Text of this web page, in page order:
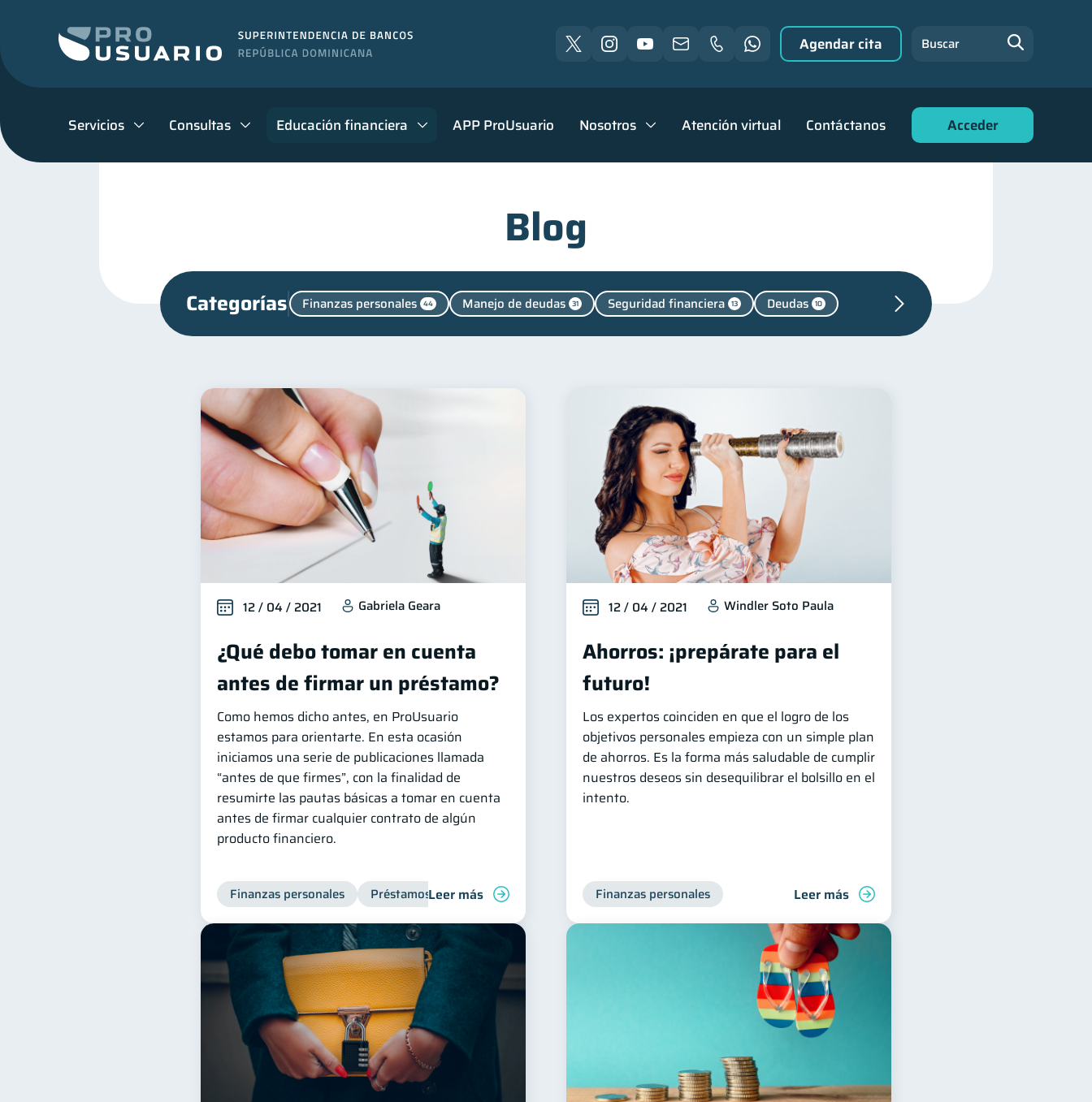
Servicios Consultas Educación financiera APP ProUsuario Nosotros Atención virtual Contáctanos Acceder
Agendar cita Buscar
Blog
Categorías Finanzas personales 44 Manejo de deudas 31 Seguridad financiera 13 Deudas 10
Organización Financiera Préstamos Tarjeta de crédito
Historial crediticio Ciberseguridad Derechos & Deberes 4
Superintendencia de Bancos 4 Inversiones 2 Cuenta Inactiva 1
Finanzas Personales 1 Finanzas en Pareja Educación Financiera Fraudes
Información financiera 1 inversiones 1 ahorro 1 Retiro 1 Doble sueldo
Gasto responsable información financiera
12 / 04 / 2021 Gabriela Geara
¿Qué debo tomar en cuenta
antes de firmar un préstamo?
Como hemos dicho antes, en ProUsuario
estamos para orientarte. En esta ocasión
iniciamos una serie de publicaciones llamada
“antes de que firmes”, con la finalidad de
resumirte las pautas básicas a tomar en cuenta
antes de firmar cualquier contrato de algún
producto financiero.
Finanzas personales Préstamos Entidad financiera Inclusión financiera Finanzas para jóvenes
Leer más
12 / 04 / 2021 Windler Soto Paula
Ahorros: ¡prepárate para el
futuro!
Los expertos coinciden en que el logro de los
objetivos personales empieza con un simple plan
de ahorros. Es la forma más saludable de cumplir
nuestros deseos sin desequilibrar el bolsillo en el
intento.
Finanzas personales Leer más